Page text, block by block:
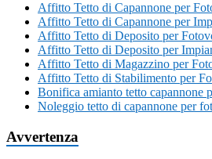
Affitto Tetto di Capannone per
Affitto Tetto di Capannone per
Affitto Tetto di Deposito per
Affitto Tetto di Deposito per
Affitto Tetto di Magazzino per
Affitto Tetto di Stabilimento per
Bonifica amianto tetto capannone
Noleggio tetto di capannone per
Avvertenza